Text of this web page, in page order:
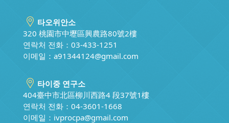
타오위안소
320 桃園市中壢區興農路80號2樓
연락처 전화：03-433-1251
이메일： a91344124@gmail.com
타이중 연구소
404臺中市北區柳川西路4 段37號1樓
연락처 전화：04-3601-1668
이메일： ivprocpa@gmail.com